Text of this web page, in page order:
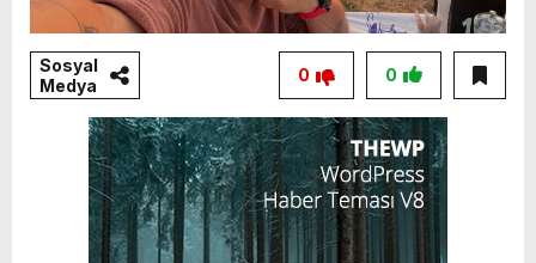
Sosyal
Medya
0
0